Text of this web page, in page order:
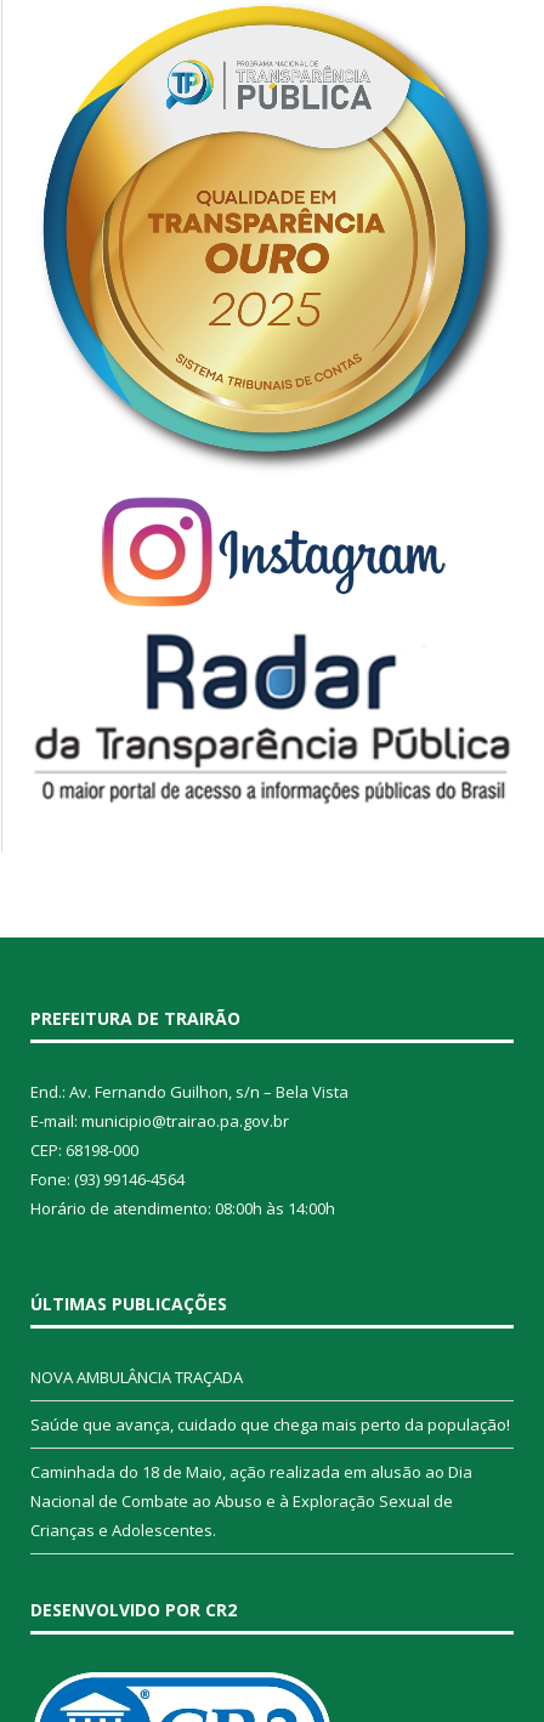
PREFEITURA DE TRAIRÃO
End.: Av. Fernando Guilhon, s/n – Bela Vista
E-mail: municipio@trairao.pa.gov.br
CEP: 68198-000
Fone: (93) 99146-4564
Horário de atendimento: 08:00h às 14:00h
ÚLTIMAS PUBLICAÇÕES
NOVA AMBULÂNCIA TRAÇADA
Saúde que avança, cuidado que chega mais perto da população!
Caminhada do 18 de Maio, ação realizada em alusão ao Dia
Nacional de Combate ao Abuso e à Exploração Sexual de
Crianças e Adolescentes.
DESENVOLVIDO POR CR2